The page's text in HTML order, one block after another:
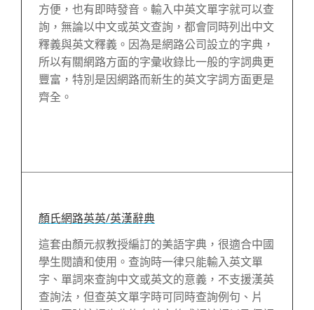
方便，也有即時發音。輸入中英文單字就可以查
詢，無論以中文或英文查詢，都會同時列出中文
釋義與英文釋義。因為是網路公司設立的字典，
所以有關網路方面的字彙收錄比一般的字詞典更
豐富，特別是因網路而新生的英文字詞方面更是
齊全。
顏氏網路英英/英漢辭典
這套由顏元叔教授編訂的美語字典，很適合中國
學生閱讀和使用。查詢時一律只能輸入英文單
字、單詞來查詢中文或英文的意義，不支援漢英
查詢法，但查英文單字時可同時查詢例句、片